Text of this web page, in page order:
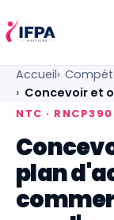
IFPA Poitiers —
Accueil
Concevoir et
NTC ·
plan